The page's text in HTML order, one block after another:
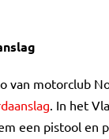
van motorclub
. In het
een pistool en